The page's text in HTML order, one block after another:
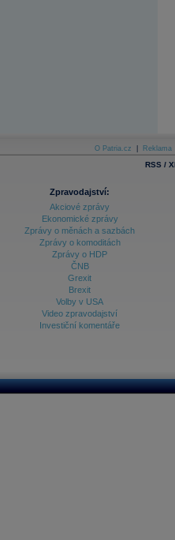
Archiv - Měsíční makroekonomické přehledy
Archiv - Vývoj české koruny
Archiv analýz - Makroukazatele
Ceny průmyslových výrobců - Data a prognózy
Ceny průmyslových výrobců - Graf (ČR)
Ceny průmyslových výrobců - Kalendář (ČR)
Ceny průmyslových výrobců - Zpravodajství
Databanka - Ceny
O Patria.cz Reklama
RSS /
Zpravodajství:
Akciové zprávy
Ekonomické zprávy
Zprávy o měnách a sazbách
Zprávy o komoditách
Zprávy o HDP
ČNB
Grexit
Brexit
Volby v USA
Video zpravodajství
Investiční komentáře